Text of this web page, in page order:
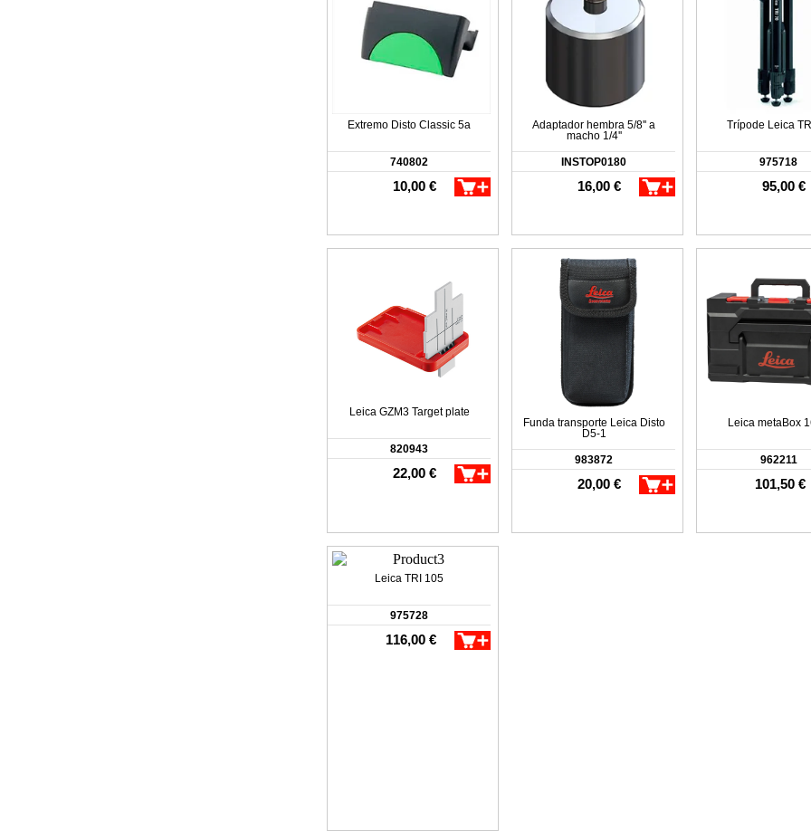
Extremo Disto Classic 5a
740802
10,00 €
Adaptador hembra 5/8'' a
macho 1/4''
INSTOP0180
16,00 €
Trípode Leica
975718
95,00 €
Leica GZM3 Target plate
820943
22,00 €
Funda transporte Leica Disto
D5-1
983872
20,00 €
Leica metaBox
962211
101,50 €
Leica TRI 105
975728
116,00 €